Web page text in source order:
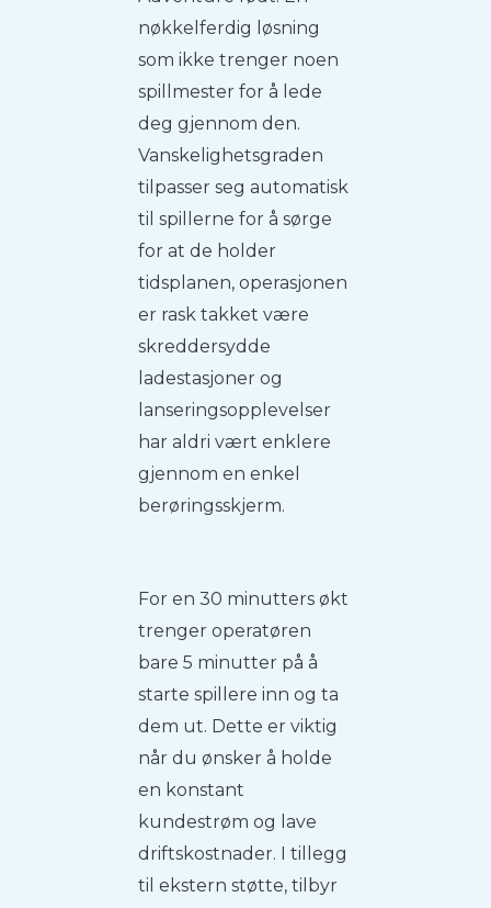
nøkkelferdig løsning
som ikke trenger noen
spillmester for å lede
deg gjennom den.
Vanskelighetsgraden
tilpasser seg automatisk
til spillerne for å sørge
for at de holder
tidsplanen, operasjonen
er rask takket være
skreddersydde
ladestasjoner og
lanseringsopplevelser
har aldri vært enklere
gjennom en enkel
berøringsskjerm.
For en 30 minutters økt
trenger operatøren
bare 5 minutter på å
starte spillere inn og ta
dem ut. Dette er viktig
når du ønsker å holde
en konstant
kundestrøm og lave
driftskostnader. I tillegg
til ekstern støtte, tilbyr